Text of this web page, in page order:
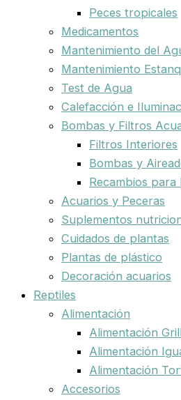
Peces tropicales
Medicamentos
Mantenimiento del
Mantenimiento
Test de Agua
Calefacción e
Bombas y Filtros
Filtros Interiores
Bombas y
Recambios para
Acuarios y Peceras
Suplementos
Cuidados de plantas
Plantas de plástico
Decoración acuarios
Reptiles
Alimentación
Alimentación
Alimentación
Alimentación
Accesorios